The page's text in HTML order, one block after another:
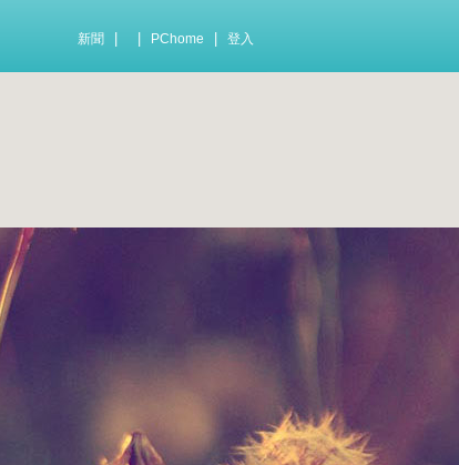
新聞 PChome 登入